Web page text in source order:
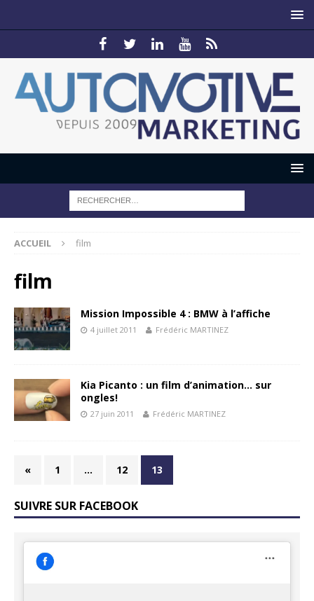
ACCUEIL film
film
Mission Impossible 4 : BMW à l’affiche
4 juillet 2011 Frédéric MARTINEZ
Kia Picanto : un film d’animation… sur
ongles!
27 juin 2011 Frédéric MARTINEZ
« 1 … 12 13
SUIVRE SUR FACEBOOK